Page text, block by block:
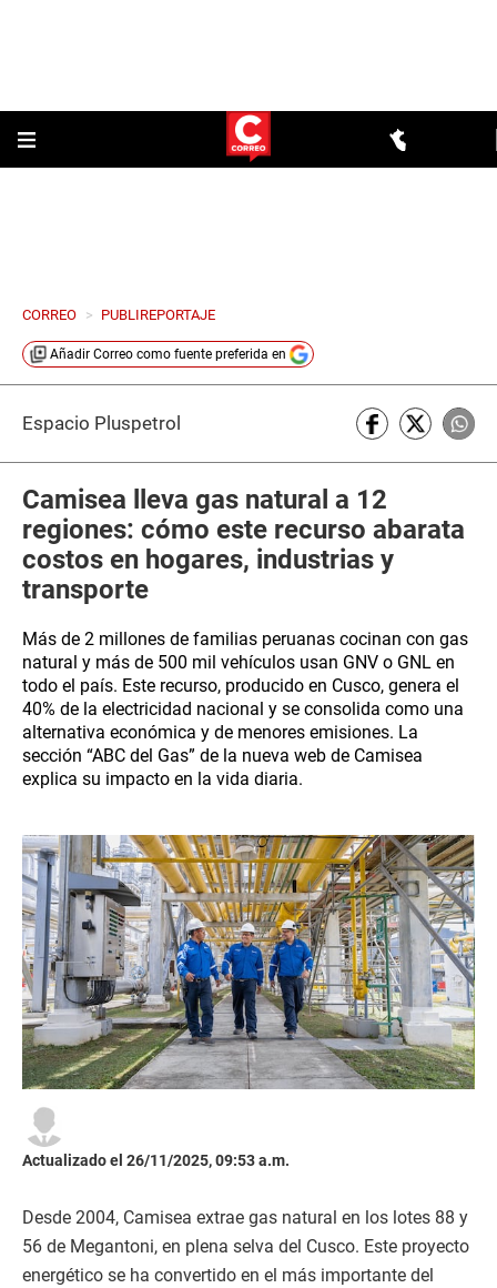
CORREO > PUBLIREPORTAJE
Añadir Correo como fuente preferida en
Espacio Pluspetrol
Camisea lleva gas natural a 12
regiones: cómo este recurso abarata
costos en hogares, industrias y
transporte
Más de 2 millones de familias peruanas cocinan con gas
natural y más de 500 mil vehículos usan GNV o GNL en
todo el país. Este recurso, producido en Cusco, genera el
40% de la electricidad nacional y se consolida como una
alternativa económica y de menores emisiones. La
sección “ABC del Gas” de la nueva web de Camisea
explica su impacto en la vida diaria.
Actualizado el 26/11/2025, 09:53 a.m.
Desde 2004, Camisea extrae gas natural en los lotes 88 y
56 de Megantoni, en plena selva del Cusco. Este proyecto
energético se ha convertido en el más importante del